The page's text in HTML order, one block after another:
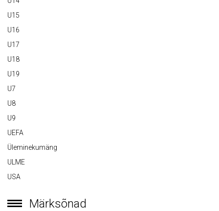
U15
U16
U17
U18
U19
U7
U8
U9
UEFA
Üleminekumäng
ULME
USA
Märksõnad